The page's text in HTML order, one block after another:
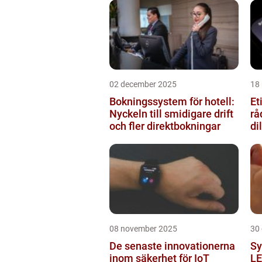
02 december 2025
Bokningssystem för hotell:
Nyckeln till smidigare drift
och fler direktbokningar
18
08 november 2025
De senaste innovationerna
inom säkerhet för IoT
30